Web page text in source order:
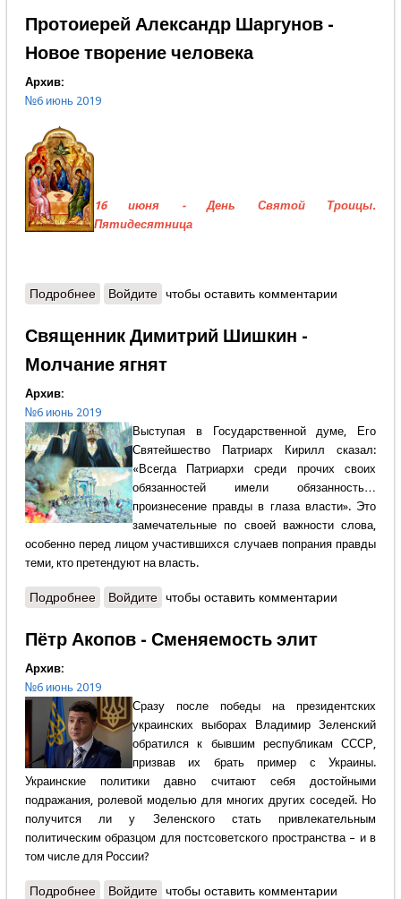
Протоиерей Александр Шаргунов -
Новое творение человека
Архив:
№6 июнь 2019
16 июня - День Святой Троицы.
Пятидесятница
Подробнеео Протоиерей Александр Шаргунов - Новое
Войдите чтобы оставить комментарии
Священник Димитрий Шишкин -
Молчание ягнят
Архив:
№6 июнь 2019
Выступая в Государственной думе, Его
Святейшество Патриарх Кирилл сказал:
«Всегда Патриархи среди прочих своих
обязанностей имели обязанность…
произнесение правды в глаза власти». Это
замечательные по своей важности слова,
особенно перед лицом участившихся случаев попрания правды
теми, кто претендуют на власть.
Подробнеео Священник Димитрий Шишкин - Молчание ягнят
Войдите чтобы оставить комментарии
Пётр Акопов - Сменяемость элит
Архив:
№6 июнь 2019
Сразу после победы на президентских
украинских выборах Владимир Зеленский
обратился к бывшим республикам СССР,
призвав их брать пример с Украины.
Украинские политики давно считают себя достойными
подражания, ролевой моделью для многих других соседей. Но
получится ли у Зеленского стать привлекательным
политическим образцом для постсоветского пространства – и в
том числе для России?
Подробнеео Пётр Акопов - Сменяемость элит
Войдите чтобы оставить комментарии